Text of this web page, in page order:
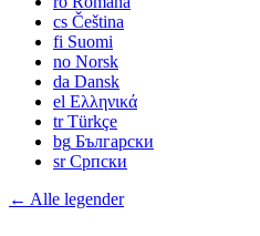
cs Čeština
fi Suomi
no Norsk
da Dansk
el Ελληνικά
tr Türkçe
bg Български
sr Српски
← Alle legender